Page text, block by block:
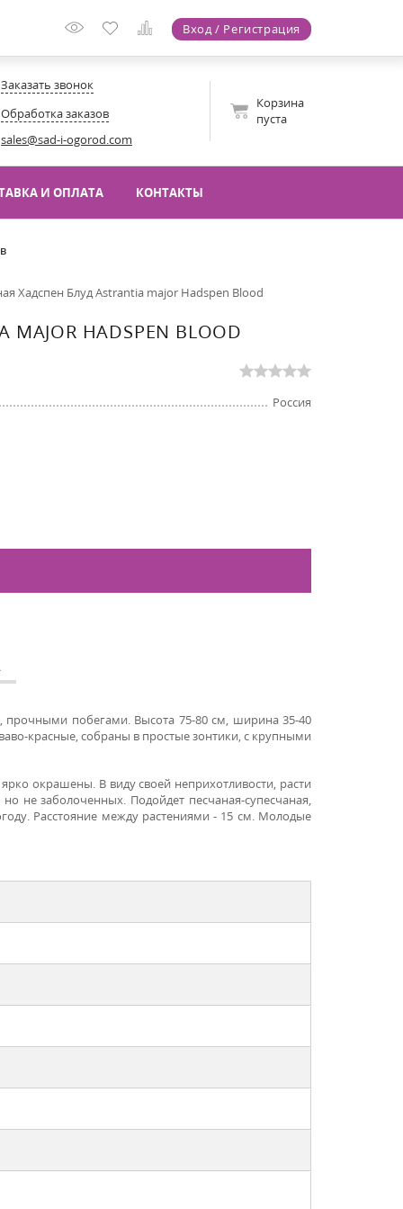
Вход / Регистрация
Заказать звонок
Обработка заказов
sales@sad-i-ogorod.com
Корзина
пуста
И ОПЛАТА КОНТАКТЫ
Хадспен Блуд Astrantia major Hadspen Blood
HADSPEN BLOOD
Россия
прочными побегами. Высота 75-80 см, ширина 35-40
красные, собраны в простые зонтики, с крупными
окрашены. В виду своей неприхотливости, расти
не заболоченных. Подойдет песчаная-супесчаная,
Расстояние между растениями - 15 см. Молодые